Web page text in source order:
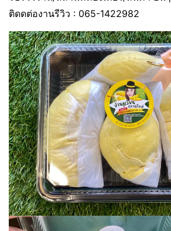
ติดดต่องานรีวิว : 065-1422982